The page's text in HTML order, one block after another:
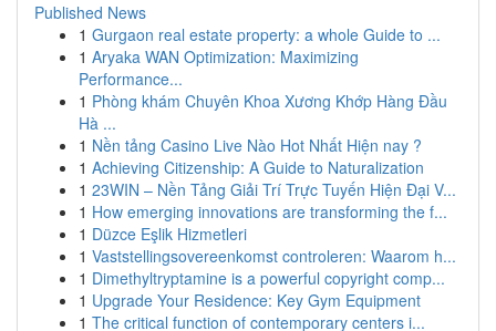
Published News
1 Gurgaon real estate property: a whole Guide to ...
1 Aryaka WAN Optimization: Maximizing
Performance...
1 Phòng khám Chuyên Khoa Xương Khớp Hàng Đầu
Hà ...
1 Nền tảng Casino Live Nào Hot Nhất Hiện nay ?
1 Achieving Citizenship: A Guide to Naturalization
1 23WIN – Nền Tảng Giải Trí Trực Tuyến Hiện Đại V...
1 How emerging innovations are transforming the f...
1 Düzce Eşlik Hizmetleri
1 Vaststellingsovereenkomst controleren: Waarom h...
1 Dimethyltryptamine is a powerful copyright comp...
1 Upgrade Your Residence: Key Gym Equipment
1 The critical function of contemporary centers i...